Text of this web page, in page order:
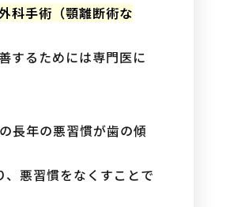
科手術（顎離断術な
するためには専門医に
長年の悪習慣が歯の傾
、悪習慣をなくすことで